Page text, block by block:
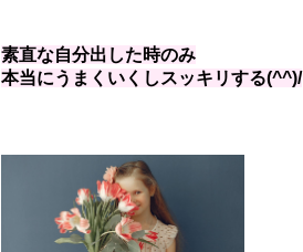
素直な自分出した時のみ
本当にうまくいくしスッキリする(^^)/